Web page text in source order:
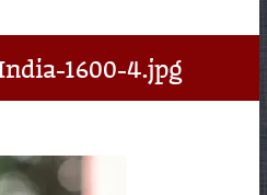
1600-4.jpg